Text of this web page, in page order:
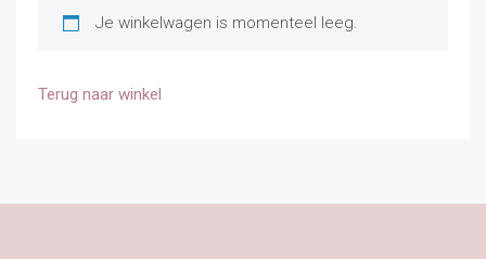
Je winkelwagen is momenteel leeg.
Terug naar winkel